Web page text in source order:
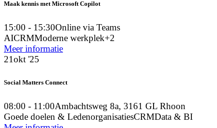
Maak kennis met Microsoft Copilot
15:00 - 15:30Online via Teams
AICRMModerne werkplek+2
Meer informatie
21okt '25
Social Matters Connect
08:00 - 11:00Ambachtsweg 8a, 3161 GL Rhoon
Goede doelen & LedenorganisatiesCRMData & BI